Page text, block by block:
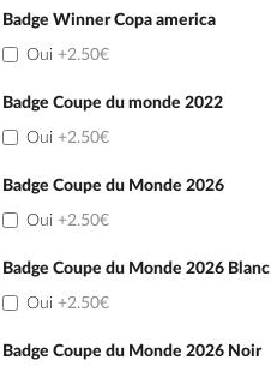
Badge Winner Copa america
Oui +2.50€
Badge Coupe du monde 2022
Oui +2.50€
Badge Coupe du Monde 2026
Oui +2.50€
Badge Coupe du Monde 2026 Blanc
Oui +2.50€
Badge Coupe du Monde 2026 Noir